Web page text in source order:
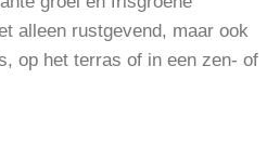
alleen rustgevend, maar ook
op het terras of in een zen- of